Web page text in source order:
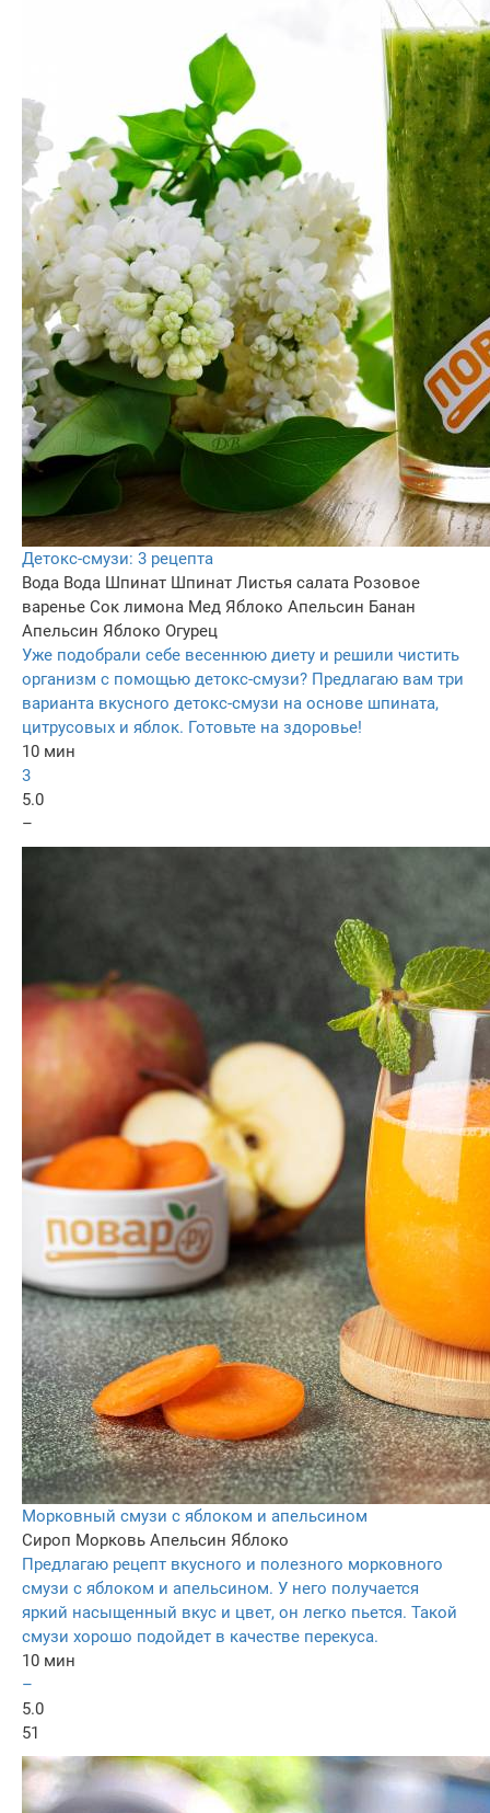
Детокс-смузи: 3 рецепта
Вода Вода Шпинат Шпинат Листья салата Розовое
варенье Сок лимона Мед Яблоко Апельсин Банан
Апельсин Яблоко Огурец
Уже подобрали себе весеннюю диету и решили чистить
организм с помощью детокс-смузи? Предлагаю вам три
варианта вкусного детокс-смузи на основе шпината,
цитрусовых и яблок. Готовьте на здоровье!
10 мин
3
5.0
–
Морковный смузи с яблоком и апельсином
Сироп Морковь Апельсин Яблоко
Предлагаю рецепт вкусного и полезного морковного
смузи с яблоком и апельсином. У него получается
яркий насыщенный вкус и цвет, он легко пьется. Такой
смузи хорошо подойдет в качестве перекуса.
10 мин
–
5.0
51